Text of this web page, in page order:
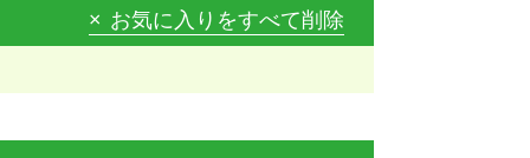
お気に入りをすべて削除